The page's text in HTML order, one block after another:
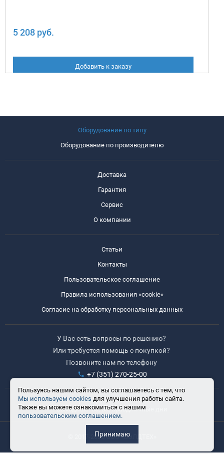
5 208 руб.
Добавить к заказу
Оборудование по типу
Оборудование по производителю
Доставка
Гарантия
Сервис
О компании
Статьи
Контакты
Пользовательское соглашение
Правила использования «cookie»
Согласие на обработку персональных данных
У Вас есть вопросы по решению?
Или требуется помощь с покупкой?
Позвоните нам по телефону
+7 (351) 270-25-00
Время работы: 8:30-17:30
Выходные: сб, вс, праздничные дни
© 2017-2025 ООО «ВЭЛДТЕХ»
Пользуясь нашим сайтом, вы соглашаетесь с тем, что
Мы используем cookies для улучшения работы сайта.
Также вы можете ознакомиться с нашим
пользовательским соглашением.
Принимаю